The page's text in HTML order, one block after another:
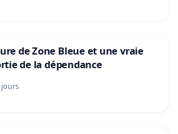
de Zone Bleue et une vraie
de la dépendance
jours